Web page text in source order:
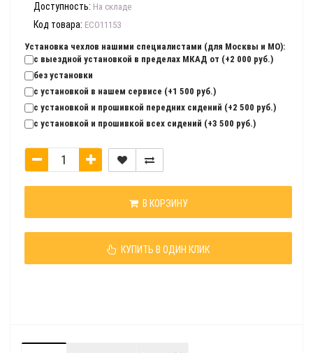
Доступность: На складе
Код товара: ECO11153
Установка чехлов нашими специалистами (для Москвы и МО):
с выездной установкой в пределах МКАД от (+2 000 руб.)
без установки
с установкой в нашем сервисе (+1 500 руб.)
с установкой и прошивкой передних сидений (+2 500 руб.)
с установкой и прошивкой всех сидений (+3 500 руб.)
В КОРЗИНУ
КУПИТЬ В ОДИН КЛИК